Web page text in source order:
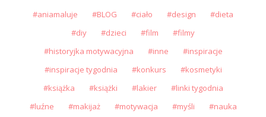
aniamaluje BLOG ciało design
dieta
diy
dzieci film
filmy
historyjka motywacyjna
inne
inspiracje
inspiracje tygodnia
konkurs
kosmetyki
książka
książki lakier
linki tygodnia
luźne
makijaż motywacja myśli
nauka